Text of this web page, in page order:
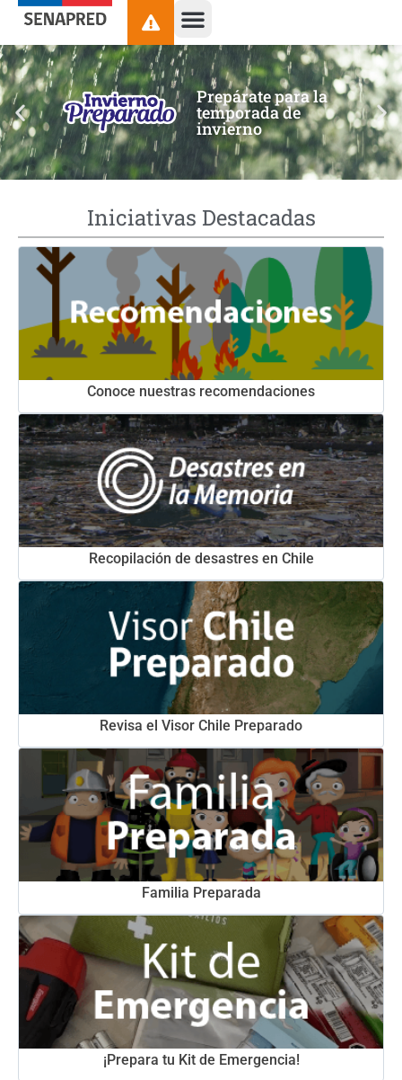
contenido
Prepárate para la
temporada de
invierno
Iniciativas Destacadas
Conoce nuestras recomendaciones
Recopilación de desastres en Chile
Revisa el Visor Chile Preparado
Familia Preparada
¡Prepara tu Kit de Emergencia!